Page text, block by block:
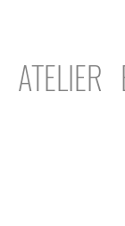
ATELIER